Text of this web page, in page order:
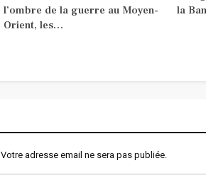
l’ombre de la guerre au Moyen-
Orient, les…
la
Votre adresse email ne sera pas publiée.